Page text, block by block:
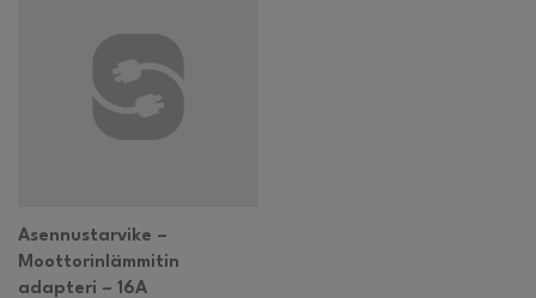
Asennustarvike –
Moottorinlämmitin
adapteri – 16A